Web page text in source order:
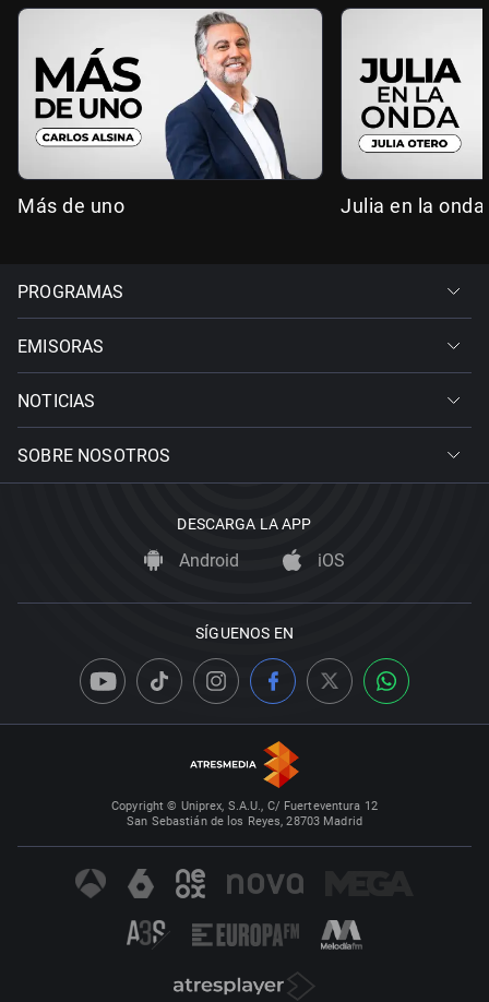
Más de uno Julia en la onda
PROGRAMAS
EMISORAS
NOTICIAS
SOBRE NOSOTROS
DESCARGA LA APP
Android iOS
SÍGUENOS EN
Copyright © Uniprex, S.A.U., C/ Fuerteventura 12
San Sebastián de los Reyes, 28703 Madrid